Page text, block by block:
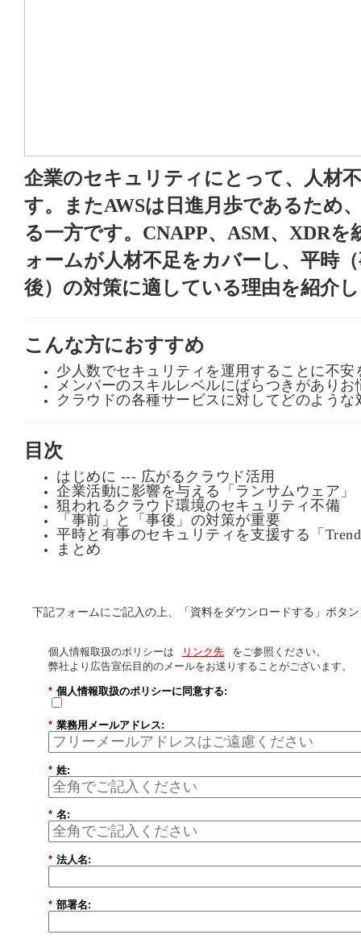
企業のセキュリティにとって、人材
す。またAWSは日進月歩であるため
る一方です。CNAPP、ASM、XDR
ォームが人材不足をカバーし、平時
後）の対策に適している理由を紹介
こんな方におすすめ
少人数でセキュリティを運用することに不安
メンバーのスキルレベルにばらつきがありお
クラウドの各種サービスに対してどのよう
目次
はじめに --- 広がるクラウド活用
企業活動に影響を与える「ランサムウェア」
狙われるクラウド環境のセキュリティ不備
「事前」と「事後」の対策が重要
平時と有事のセキュリティを支援する「
まとめ
下記フォームにご記入の上、「資料をダウンロードする」ボタ
個人情報取扱のポリシーは リンク先
をご参照ください。
弊社より広告宣伝目的のメールをお送りすることがございます。
* 個人情報取扱のポリシーに同意する:
* 業務用メールアドレス:
* 姓:
* 名:
* 法人名:
* 部署名: